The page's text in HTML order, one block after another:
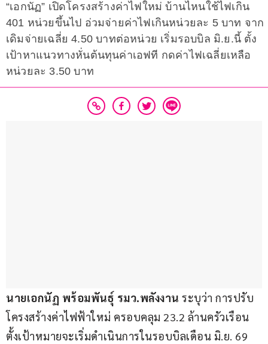
“เอกนัฏ” เปิดโครงสร้างค่าไฟใหม่ บ้านไหนใช้ไฟเกิน
401 หน่วยขึ้นไป อ่วมจ่ายค่าไฟเกินหน่วยละ 5 บาท จาก
เดิมจ่ายเฉลี่ย 4.50 บาทต่อหน่วย เริ่มรอบบิล มิ.ย.นี้ ตั้ง
เป้าหาแนวทางหั่นต้นทุนค่าเอฟที กดค่าไฟเฉลี่ยเหลือ
หน่วยละ 3.50 บาท
นายเอกนัฏ พร้อมพันธุ์ รมว.พลังงาน ระบุว่า การปรับ
โครงสร้างค่าไฟฟ้าใหม่ ครอบคลุม 23.2 ล้านครัวเรือน
ตั้งเป้าหมายจะเริ่มดำเนินการในรอบบิลเดือน มิ.ย. 69